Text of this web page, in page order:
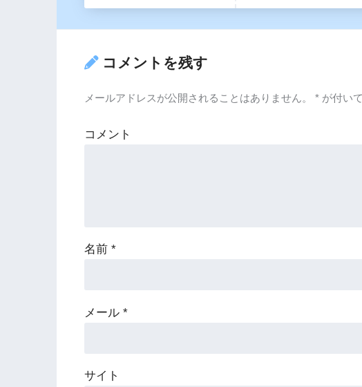
コメントを残す
メールアドレスが公開されることはありません。 * が付い
コメント
名前 *
メール *
サイト